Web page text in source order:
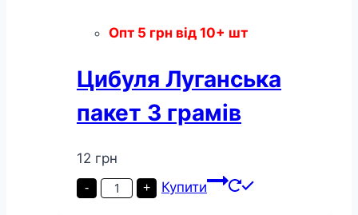
Опт 5 грн від 10+ шт
Цибуля Луганська
пакет 3 грамів
12 грн
-
Цибуля
Луганська
+ Купити